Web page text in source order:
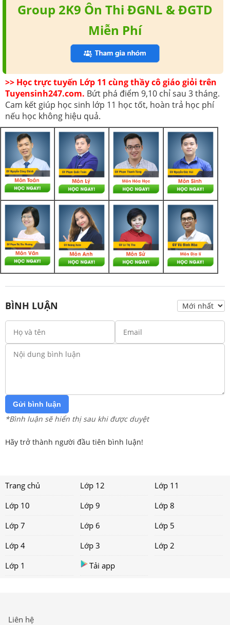
Group 2K9 Ôn Thi ĐGNL & ĐGTD
Miễn Phí
>> Học trực tuyến Lớp 11 cùng thầy cô giáo giỏi trên
Tuyensinh247.com. Bứt phá điểm 9,10 chỉ sau 3 tháng.
Cam kết giúp học sinh lớp 11 học tốt, hoàn trả học phí
nếu học không hiệu quả.
BÌNH LUẬN
Gửi bình luận
*Bình luận sẽ hiển thị sau khi được duyệt
Hãy trở thành người đầu tiên bình luận!
Trang chủ Lớp 12
Lớp 11
Lớp 10
Lớp 9
Lớp 8
Lớp 7
Lớp 6
Lớp 5
Lớp 4
Lớp 3
Lớp 2
Lớp 1
Tải app
Liên hệ